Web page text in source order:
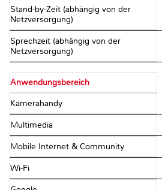
Stand-by-Zeit (abhängig von der
Netzversorgung)
Sprechzeit (abhängig von der
Netzversorgung)
Anwendungsbereich
Kamerahandy
Multimedia
Mobile Internet & Community
Wi-Fi